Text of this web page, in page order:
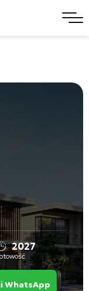
2027
WhatsApp